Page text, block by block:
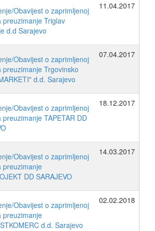
Obavijest o zaprimljenoj
preuzimanje Triglav
d.d Sarajevo
11.04.2017
Obavijest o zaprimljenoj
preuzimanje Trgovinsko
d.d. Sarajevo
07.04.2017
Obavijest o zaprimljenoj
preuzimanje TAPETAR DD
18.12.2017
Obavijest o zaprimljenoj
preuzimanje
DD SARAJEVO
14.03.2017
Obavijest o zaprimljenoj
preuzimanje
d.d. Sarajevo
02.02.2018